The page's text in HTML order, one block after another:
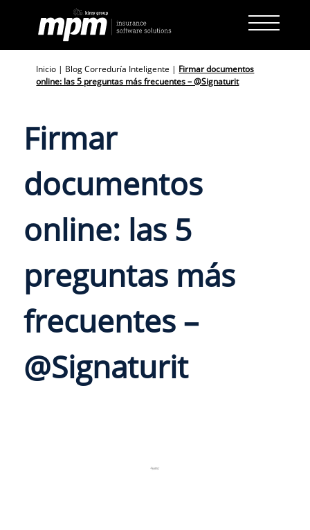
content
Inicio | Blog Correduría Inteligente | Firmar documentos
online: las 5 preguntas más frecuentes – @Signaturit
Firmar
documentos
online: las 5
preguntas más
frecuentes –
@Signaturit